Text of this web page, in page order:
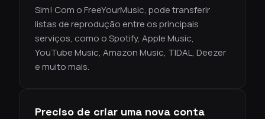
Sim! Com o FreeYourMusic, pode transferir
listas de reprodução entre os principais
serviços, como o Spotify, Apple Music,
YouTube Music, Amazon Music, TIDAL, Deezer
e muito mais.
Preciso de criar uma nova conta